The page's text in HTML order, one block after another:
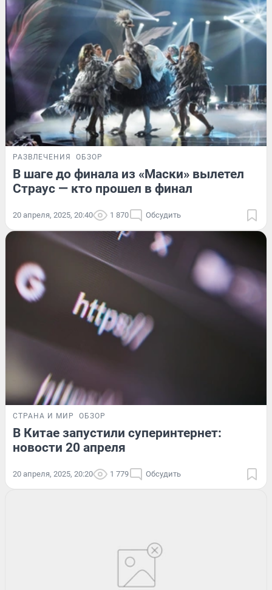
РАЗВЛЕЧЕНИЯ ОБЗОР
В шаге до финала из «Маски» вылетел
Страус — кто прошел в финал
20 апреля, 2025, 20:40 1 870 Обсудить
СТРАНА И МИР ОБЗОР
В Китае запустили суперинтернет:
новости 20 апреля
20 апреля, 2025, 20:20 1 779 Обсудить